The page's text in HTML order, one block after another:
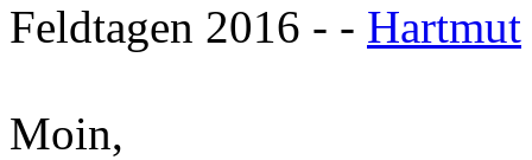
Feldtagen 2016 - - Hartmut
Moin,